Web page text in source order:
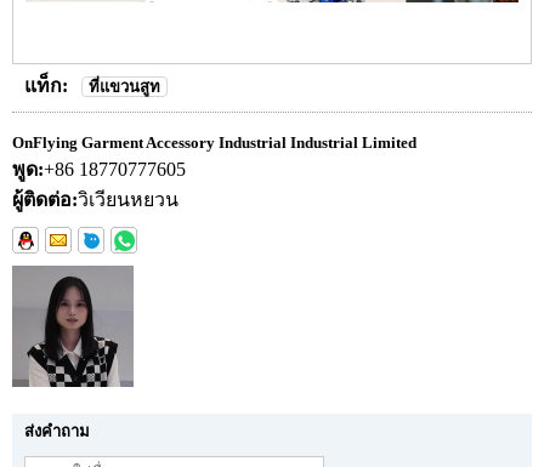
แท็ก: ที่แขวนสูท
OnFlying Garment Accessory Industrial Industrial Limited
พูด:+86 18770777605
ผู้ติดต่อ:วิเวียนหยวน
ส่งคำถาม